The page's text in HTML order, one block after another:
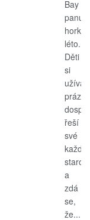
Bay
panuje
horké
léto.
Děti
si
užívají
řeší
své
a
zdá
se,
že...